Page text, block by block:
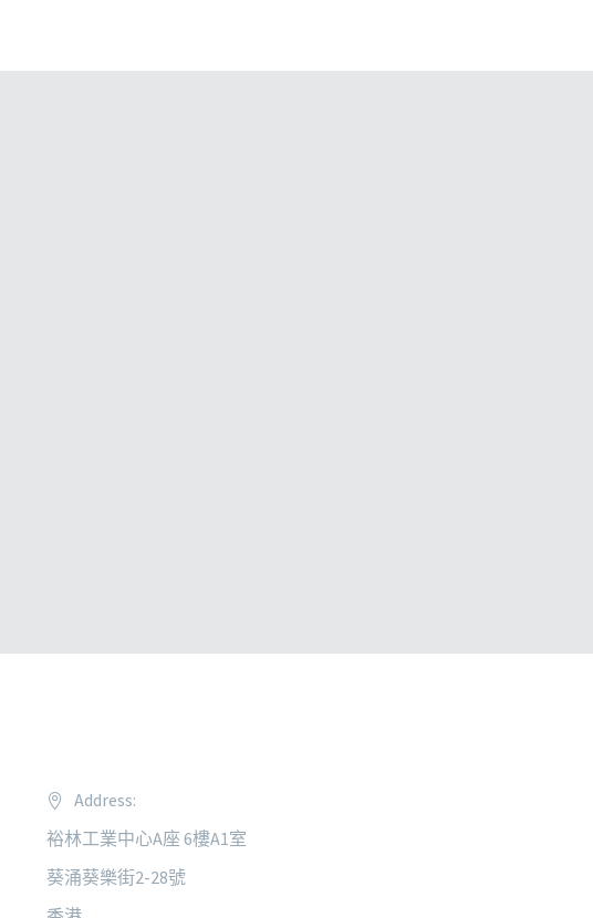
Address:
裕林工業中心A座 6樓A1室
葵涌葵樂街2-28號